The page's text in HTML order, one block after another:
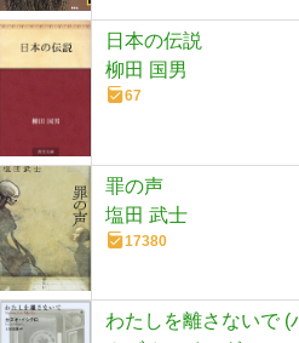
日本の伝説
柳田 国男
67
罪の声
塩田 武士
17380
わたしを離さないで (